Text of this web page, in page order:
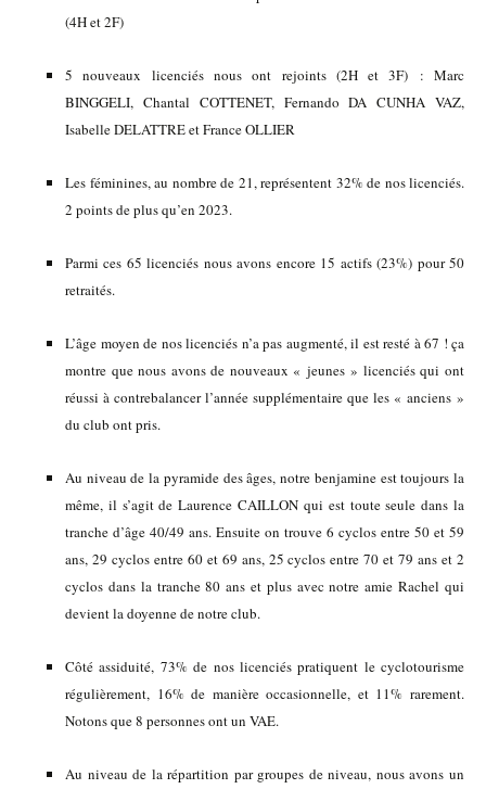
(4H et 2F)
5 nouveaux licenciés nous ont rejoints (2H et 3F) : Marc
BINGGELI, Chantal COTTENET, Fernando DA CUNHA VAZ,
Isabelle DELATTRE et France OLLIER
Les féminines, au nombre de 21, représentent 32% de nos licenciés.
2 points de plus qu’en 2023.
Parmi ces 65 licenciés nous avons encore 15 actifs (23%) pour 50
retraités.
L’âge moyen de nos licenciés n’a pas augmenté, il est resté à 67 ! ça
montre que nous avons de nouveaux « jeunes » licenciés qui ont
réussi à contrebalancer l’année supplémentaire que les « anciens »
du club ont pris.
Au niveau de la pyramide des âges, notre benjamine est toujours la
même, il s’agit de Laurence CAILLON qui est toute seule dans la
tranche d’âge 40/49 ans. Ensuite on trouve 6 cyclos entre 50 et 59
ans, 29 cyclos entre 60 et 69 ans, 25 cyclos entre 70 et 79 ans et 2
cyclos dans la tranche 80 ans et plus avec notre amie Rachel qui
devient la doyenne de notre club.
Côté assiduité, 73% de nos licenciés pratiquent le cyclotourisme
régulièrement, 16% de manière occasionnelle, et 11% rarement.
Notons que 8 personnes ont un VAE.
Au niveau de la répartition par groupes de niveau, nous avons un